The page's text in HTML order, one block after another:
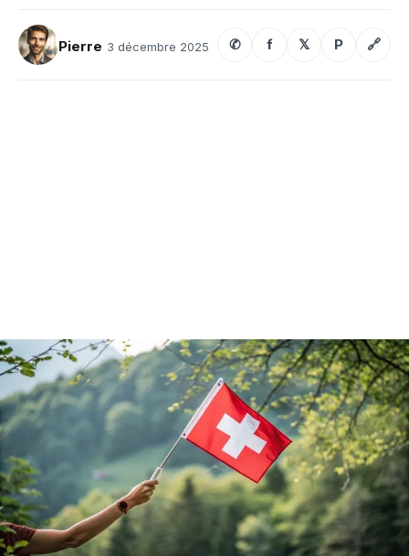
Pierre 3 décembre 2025 ✆ f 𝕏 P 🔗